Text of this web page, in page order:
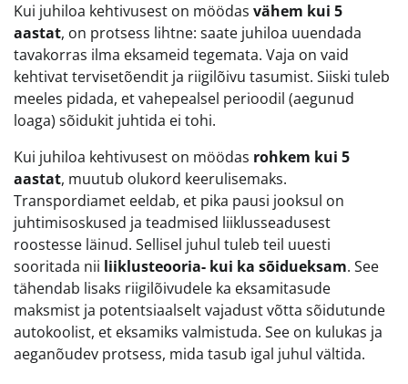
Kui juhiloa kehtivusest on möödas vähem kui 5
aastat, on protsess lihtne: saate juhiloa uuendada
tavakorras ilma eksameid tegemata. Vaja on vaid
kehtivat tervisetõendit ja riigilõivu tasumist. Siiski tuleb
meeles pidada, et vahepealsel perioodil (aegunud
loaga) sõidukit juhtida ei tohi.
Kui juhiloa kehtivusest on möödas rohkem kui 5
aastat, muutub olukord keerulisemaks.
Transpordiamet eeldab, et pika pausi jooksul on
juhtimisoskused ja teadmised liiklusseadusest
roostesse läinud. Sellisel juhul tuleb teil uuesti
sooritada nii liiklusteooria- kui ka sõidueksam. See
tähendab lisaks riigilõivudele ka eksamitasude
maksmist ja potentsiaalselt vajadust võtta sõidutunde
autokoolist, et eksamiks valmistuda. See on kulukas ja
aeganõudev protsess, mida tasub igal juhul vältida.